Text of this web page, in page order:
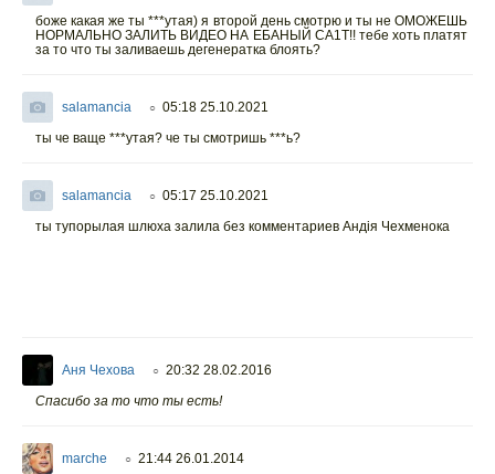
боже какая же ты ***утая) я второй день смотрю и ты не ОМОЖЕШЬ
НОРМАЛЬНО ЗАЛИТЬ ВИДЕО НА ЕБАНЫЙ СА1Т!! тебе хоть платят
за то что ты заливаешь дегенератка блоять?
salamancia ○ 05:18 25.10.2021
ты че ваще ***утая? че ты смотришь ***ь?
salamancia ○ 05:17 25.10.2021
ты тупорылая шлюха залила без комментариев Андiя Чехменока
Аня Чехова ○ 20:32 28.02.2016
Спасибо за то что ты есть!
marche ○ 21:44 26.01.2014